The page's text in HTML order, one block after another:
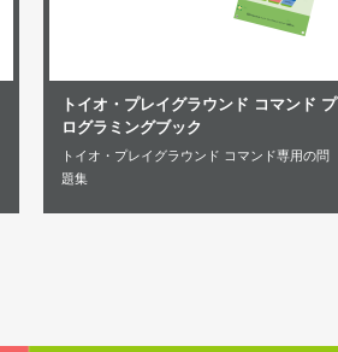
トイオ・プレイグラウンド コマンド プ
ログラミングブック
トイオ・プレイグラウンド コマンド専用の問
題集